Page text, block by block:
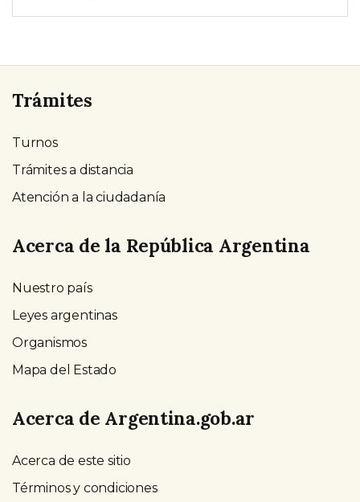
Trámites
Turnos
Trámites a distancia
Atención a la ciudadanía
Acerca de la República Argentina
Nuestro país
Leyes argentinas
Organismos
Mapa del Estado
Acerca de Argentina.gob.ar
Acerca de este sitio
Términos y condiciones